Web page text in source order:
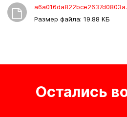
Размер файла: 19.88 КБ
Остались